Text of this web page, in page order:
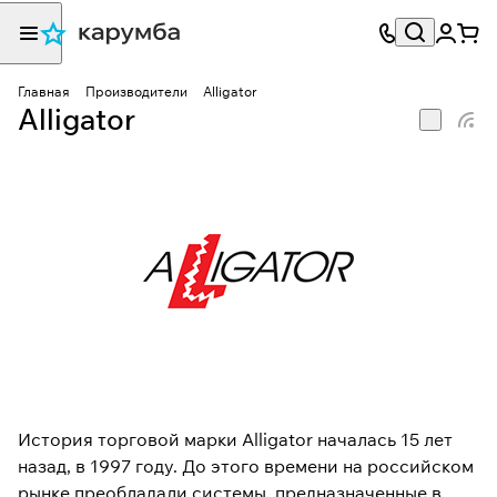
Главная Производители Alligator
Alligator
История торговой марки Alligator началась 15 лет
назад, в 1997 году. До этого времени на российском
рынке преобладали системы, предназначенные в